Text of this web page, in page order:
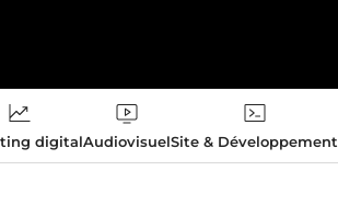
digitalAudiovisuelSite & Développement